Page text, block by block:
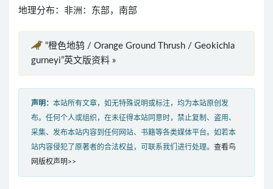
地理分布：非洲：东部，南部
“橙色地鸫 / Orange Ground Thrush / Geokichla
gurneyi”英文版资料 »
声明： 本站所有文章，如无特殊说明或标注，均为本站原创发
布。任何个人或组织，在未征得本站同意时，禁止复制、盗用、
采集、发布本站内容到任何网站、书籍等各类媒体平台。如若本
站内容侵犯了原著者的合法权益，可联系我们进行处理。 查看鸟
网版权声明>>